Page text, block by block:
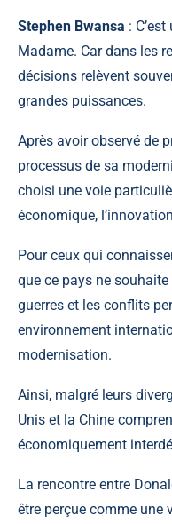
Stephen Bwansa :
Madame. Car dans les
décisions relèvent
grandes puissances.
Après avoir observé de
processus de sa
choisi une voie
économique,
Pour ceux qui
que ce pays ne
guerres et les conflits
environnement
modernisation.
Ainsi, malgré leurs
Unis et la Chine
économiquement
La rencontre entre
être perçue comme une